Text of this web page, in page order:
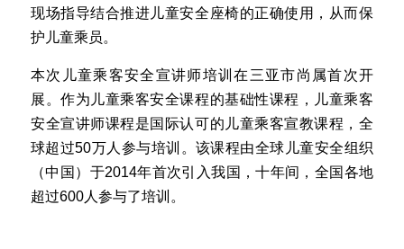
现场指导结合推进儿童安全座椅的正确使用，从而保
护儿童乘员。
本次儿童乘客安全宣讲师培训在三亚市尚属首次开
展。作为儿童乘客安全课程的基础性课程，儿童乘客
安全宣讲师课程是国际认可的儿童乘客宣教课程，全
球超过50万人参与培训。该课程由全球儿童安全组织
（中国）于2014年首次引入我国，十年间，全国各地
超过600人参与了培训。